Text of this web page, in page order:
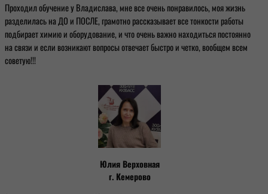
Проходил обучение у Владислава, мне все очень понравилось, моя жизнь
разделилась на ДО и ПОСЛЕ, грамотно рассказывает все тонкости работы
подбирает химию и оборудование, и что очень важно находиться постоянно
на связи и если возникают вопросы отвечает быстро и четко, вообщем всем
советую!!!
Юлия Верховная
г. Кемерово